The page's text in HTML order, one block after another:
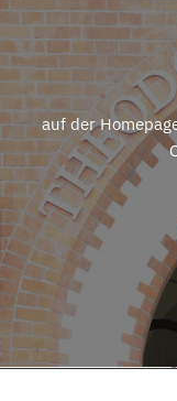
auf der